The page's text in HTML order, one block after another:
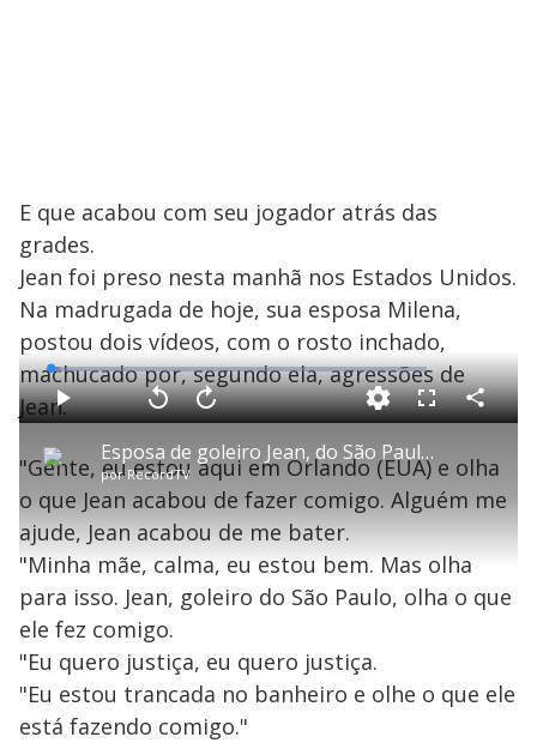
E que acabou com seu jogador atrás das
grades.
Jean foi preso nesta manhã nos Estados Unidos.
Na madrugada de hoje, sua esposa Milena,
postou dois vídeos, com o rosto inchado,
machucado por, segundo ela, agressões de
Jean.
P
l
a
y
Esposa de goleiro Jean, do São Paulo, acusa jogador de agressão
por RecordTV
P V
t
a
r
0
s
e
g
n
d
s
A
n
ç
a
1
0
s
e
u
n
o
s
M
u
o
L
o
a
d
e
:
2
.
6
%
F
l
s
c
e
e
C
o
a
r
i
l
"Gente, eu estou aqui em Orlando (EUA) e olha
o que Jean acabou de fazer comigo. Alguém me
ajude, Jean acabou de me bater.
"Minha mãe, calma, eu estou bem. Mas olha
para isso. Jean, goleiro do São Paulo, olha o que
ele fez comigo.
"Eu quero justiça, eu quero justiça.
"Eu estou trancada no banheiro e olhe o que ele
está fazendo comigo."